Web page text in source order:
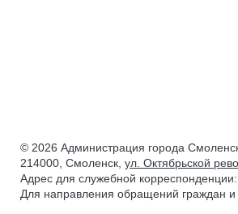
© 2026 Администрация города
214000, Смоленск,ул. Октябрьской
Адрес для служебной
Для направления обращений граждан и